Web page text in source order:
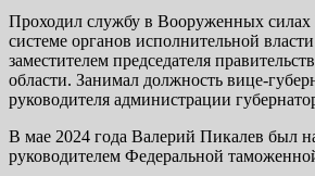
Проходил службу в Вооруженных силах
системе органов исполнительной
заместителем председателя
области. Занимал должность вице-
руководителя администрации
В мае 2024 года Валерий Пикалев был
руководителем Федеральной